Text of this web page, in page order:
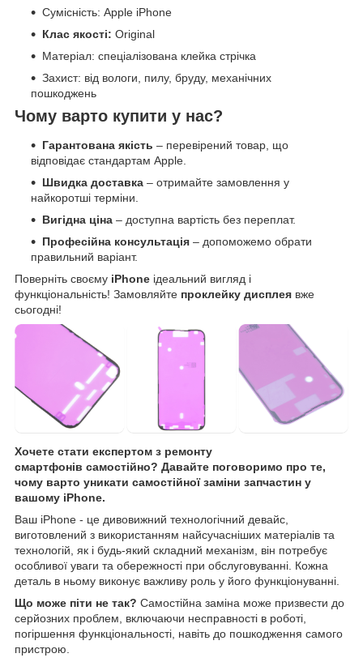
Сумісність: Apple iPhone
Клас якості: Original
Матеріал: спеціалізована клейка стрічка
Захист: від вологи, пилу, бруду, механічних
пошкоджень
Чому варто купити у нас?
Гарантована якість – перевірений товар, що
відповідає стандартам Apple.
Швидка доставка – отримайте замовлення у
найкоротші терміни.
Вигідна ціна – доступна вартість без переплат.
Професійна консультація – допоможемо обрати
правильний варіант.
Поверніть своєму iPhone ідеальний вигляд і
функціональність! Замовляйте проклейку дисплея вже
сьогодні!
Хочете стати експертом з ремонту
смартфонів самостійно? Давайте поговоримо про те,
чому варто уникати самостійної заміни запчастин у
вашому iPhone.
Ваш iPhone - це дивовижний технологічний девайс,
виготовлений з використанням найсучасніших матеріалів та
технологій, як і будь-який складний механізм, він потребує
особливої уваги та обережності при обслуговуванні. Кожна
деталь в ньому виконує важливу роль у його функціонуванні.
Що може піти не так? Самостійна заміна може призвести до
серйозних проблем, включаючи несправності в роботі,
погіршення функціональності, навіть до пошкодження самого
пристрою.